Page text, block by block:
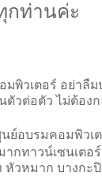
กท่านค่ะ
มพิวเตอร์ อย่าลื
ตัวต่อตัว ไม่ต้อง
ย์อบรมคอมพิวเ
ากทาวน์เซนเตอ
หัวหมาก บางกะปิ